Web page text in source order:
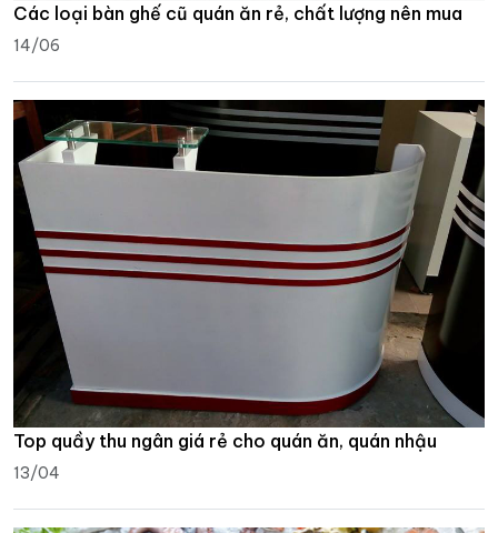
Các loại bàn ghế cũ quán ăn rẻ, chất lượng nên mua
14/06
Top quầy thu ngân giá rẻ cho quán ăn, quán nhậu
13/04